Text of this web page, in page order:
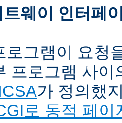
트웨이 인터페
로그램이 요청
프로그램 사
가 정의했
로 동적 페이